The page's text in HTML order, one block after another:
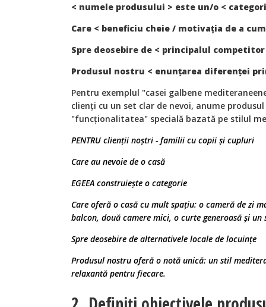
< numele produsului > este un/o <
Care < beneficiu cheie / motivația de a
Spre deosebire de < principalul competitor
Produsul nostru < enunțarea diferenței
Pentru exemplul "casei galbene
clienți cu un set clar de nevoi, anume
"funcționalitatea" specială bazată pe stilul
PENTRU clienții noștri - familii cu copii și cupluri
Care au nevoie de o casă
EGEEA construiește o categorie
Care oferă o casă cu mult spațiu: o cameră de zi
balcon, două camere mici, o curte generoasă și un
Spre deosebire de alternativele locale de locuințe
Produsul nostru oferă o notă unică: un stil
relaxantă pentru fiecare.